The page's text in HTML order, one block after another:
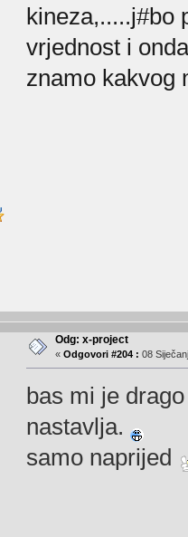
kineza,.....j#bo
vrjednost i
znamo kakvog
Odg: x-project
« Odgovori #204 : 08
bas mi je
nastavlja.
samo naprijed